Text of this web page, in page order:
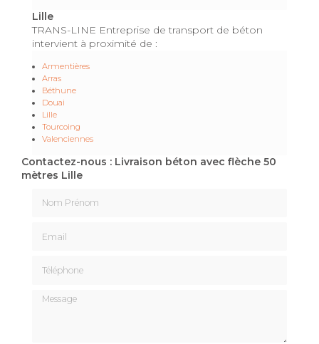
Lille
TRANS-LINE Entreprise de transport de béton
intervient à proximité de :
Armentières
Arras
Béthune
Douai
Lille
Tourcoing
Valenciennes
Contactez-nous : Livraison béton avec flèche 50
mètres Lille
Message